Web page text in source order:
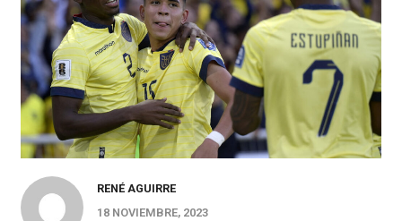
RENÉ AGUIRRE
18 NOVIEMBRE, 2023